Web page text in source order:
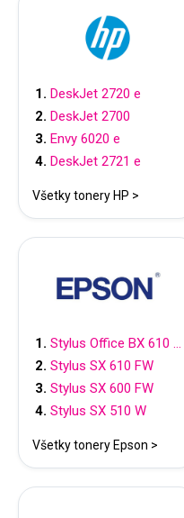
DeskJet 2720 e
DeskJet 2700
Envy 6020 e
DeskJet 2721 e
Všetky tonery HP >
Stylus Office BX 610 FW
Stylus SX 610 FW
Stylus SX 600 FW
Stylus SX 510 W
Všetky tonery Epson >